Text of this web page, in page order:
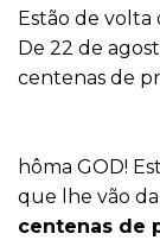
Estão de volta
De 22 de
centenas de
hôma GOD!
que lhe vão
centenas de